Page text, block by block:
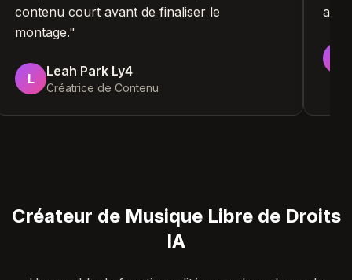
contenu court avant de finaliser le
montage.
Leah Park Ly4
Créatrice de Contenu
Créateur de Musique Libre de Droits
IA